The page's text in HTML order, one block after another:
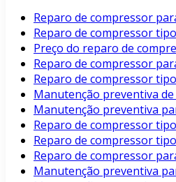
Reparo de compressor
Reparo de compressor
Preço do reparo de
Reparo de compressor
Reparo de compressor
Manutenção preventiva
Manutenção preventiva
Reparo de compressor
Reparo de compressor
Reparo de compressor
Manutenção preventiva